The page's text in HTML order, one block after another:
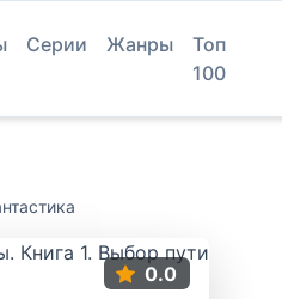
Серии Жанры
Топ
100
0.0